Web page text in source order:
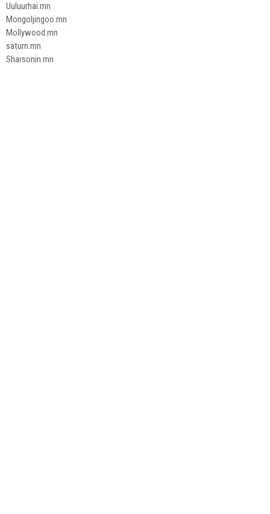
Uuluurhai.mn
Mongoljingoo.mn
Mollywood.mn
saturn.mn
Sharsonin.mn